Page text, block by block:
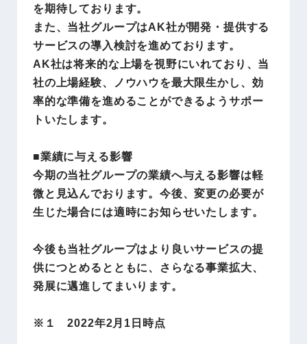
を期待しております。
また、当社グループはAK社が開発・提供する
サービスの導入検討を進めております。
AK社は将来的な上場を視野にいれており、当
社の上場経験、ノウハウを最大限生かし、効
率的な準備を進めることができるようサポー
トいたします。
■業績に与える影響
今期の当社グループの業績へ与える影響は軽
微と見込んでおります。今後、変更の必要が
生じた場合には適時にお知らせいたします。
今後も当社グループはより良いサービスの提
供につとめるとともに、さらなる事業拡大、
発展に邁進してまいります。
※１ 2022年2月1日時点